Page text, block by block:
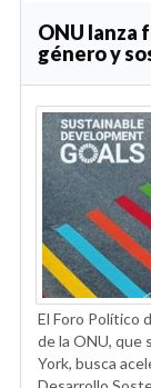
ONU lanza
género y
El Foro Político
de la ONU, que
York, busca